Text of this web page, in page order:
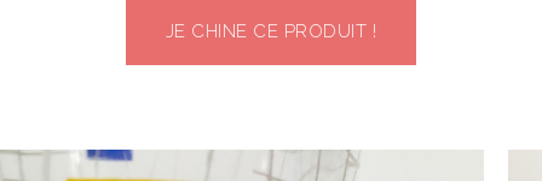
JE CHINE CE PRODUIT !